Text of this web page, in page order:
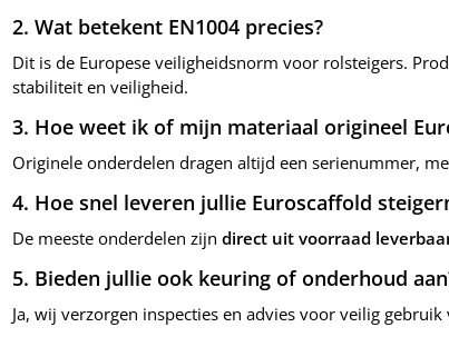
2. Wat betekent EN1004 precies?
Dit is de Europese veiligheidsnorm voor rolsteigers.
stabiliteit en veiligheid.
3. Hoe weet ik of mijn materiaal origineel
Originele onderdelen dragen altijd een serienummer,
4. Hoe snel leveren jullie Euroscaffold
De meeste onderdelen zijndirect uit voorraad
5. Bieden jullie ook keuring of onderhoud
Ja, wij verzorgen inspecties en advies voor veilig